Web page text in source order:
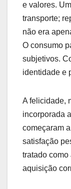
e valores.
transporte;
não era
O consumo
subjetivos.
identidade e
A felicidade,
incorporada
começaram
satisfação
tratado
aquisição